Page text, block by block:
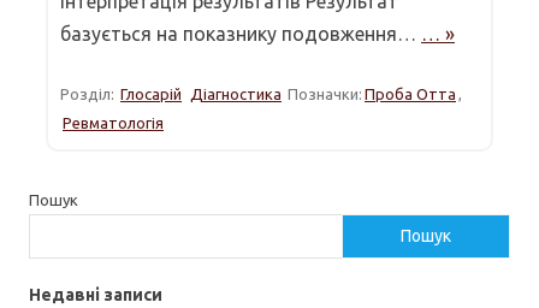
базується на показнику подовження… … »
Розділ: Глосарій Діагностика Позначки: Проба Отта ,
Ревматологія
Пошук
Пошук
Недавні записи